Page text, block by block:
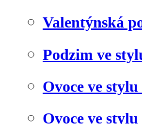
Valentýnská
Podzim ve
Ovoce ve
Ovoce ve